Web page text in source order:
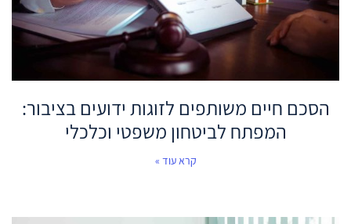
הסכם חיים משותפים לזוגות ידועים בציבור:
המפתח לביטחון משפטי וכלכלי
קרא עוד »